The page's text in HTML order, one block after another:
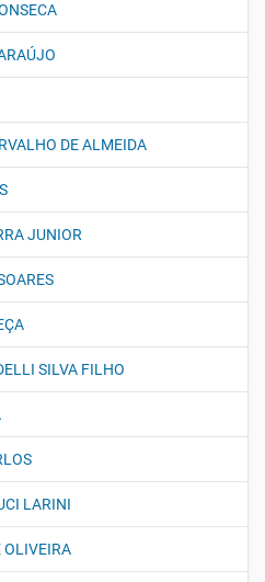
DE ALMEIDA
JUNIOR
SILVA FILHO
LARINI
OLIVEIRA